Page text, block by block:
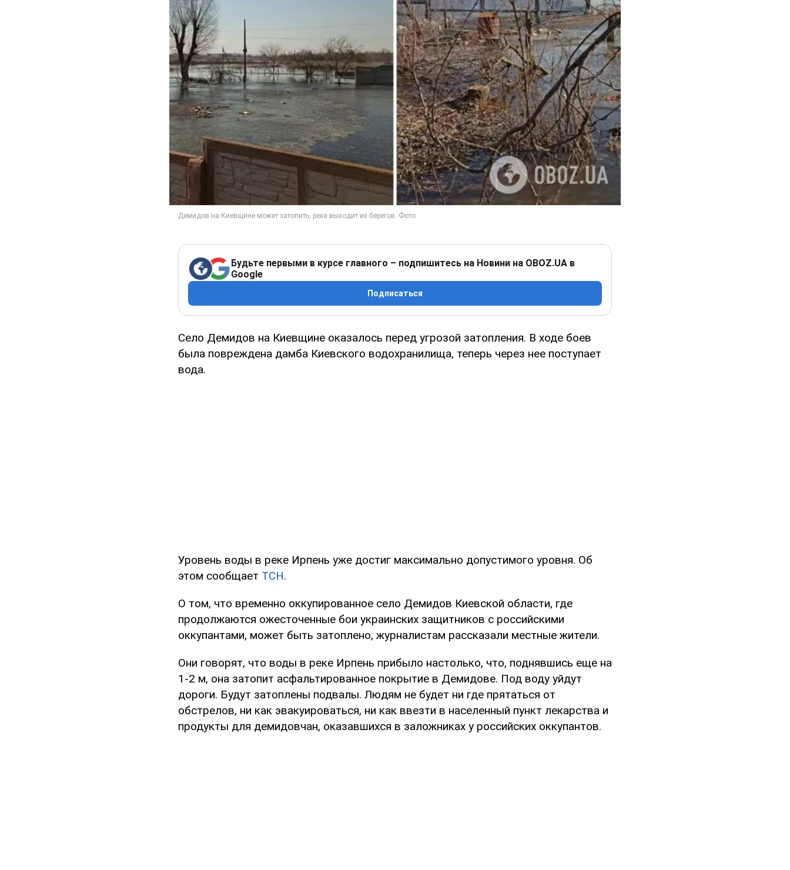
Будьте первыми в курсе главного – подпишитесь на Новини на OBOZ.UA в
Google
Подписаться
Село Демидов на Киевщине оказалось перед угрозой затопления. В ходе боев
была повреждена дамба Киевского водохранилища, теперь через нее поступает
вода.
Уровень воды в реке Ирпень уже достиг максимально допустимого уровня. Об
этом сообщает ТСН.
О том, что временно оккупированное село Демидов Киевской области, где
продолжаются ожесточенные бои украинских защитников с российскими
оккупантами, может быть затоплено, журналистам рассказали местные жители.
Они говорят, что воды в реке Ирпень прибыло настолько, что, поднявшись еще на
1-2 м, она затопит асфальтированное покрытие в Демидове. Под воду уйдут
дороги. Будут затоплены подвалы. Людям не будет ни где прятаться от
обстрелов, ни как эвакуироваться, ни как ввезти в населенный пункт лекарства и
продукты для демидовчан, оказавшихся в заложниках у российских оккупантов.